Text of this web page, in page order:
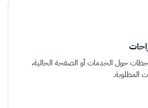
حول الخدمات أو الصفحة الحالية،
المطلوبة.